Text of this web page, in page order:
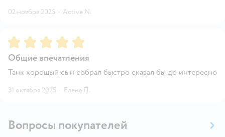
02 ноября 2025 · Active N.
Рейтинг:5
Общие впечатления
Танк хорошый сын собрал быстро сказал бы до интересно
31 октября 2025 · Елена П.
Вопросы покупателей